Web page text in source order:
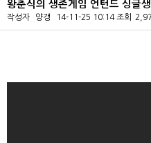
왕춘식의 생존게임 언턴드 싱글
작성자 양갱 14-11-25 10:14조회